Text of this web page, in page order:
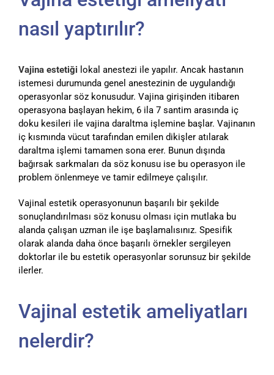
nasıl yaptırılır?
Vajina estetiği lokal anestezi ile yapılır. Ancak hastanın
istemesi durumunda genel anestezinin de uygulandığı
operasyonlar söz konusudur. Vajina girişinden itibaren
operasyona başlayan hekim, 6 ila 7 santim arasında iç
doku kesileri ile vajina daraltma işlemine başlar. Vajinanın
iç kısmında vücut tarafından emilen dikişler atılarak
daraltma işlemi tamamen sona erer. Bunun dışında
bağırsak sarkmaları da söz konusu ise bu operasyon ile
problem önlenmeye ve tamir edilmeye çalışılır.
Vajinal estetik operasyonunun başarılı bir şekilde
sonuçlandırılması söz konusu olması için mutlaka bu
alanda çalışan uzman ile işe başlamalısınız. Spesifik
olarak alanda daha önce başarılı örnekler sergileyen
doktorlar ile bu estetik operasyonlar sorunsuz bir şekilde
ilerler.
Vajinal estetik ameliyatları
nelerdir?